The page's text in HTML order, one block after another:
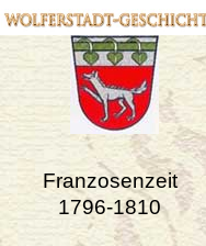
Franzosenzeit
1796-1810